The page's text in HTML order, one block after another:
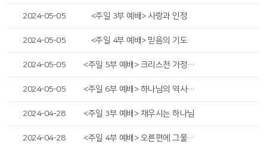
2024-05-05 <주일 3부 예배> 사랑과 인정
2024-05-05 <주일 4부 예배> 믿음의 기도
2024-05-05 <주일 5부 예배> 크리스천 가정 세우기
2024-05-05 <주일 6부 예배> 하나님의 역사하심
2024-04-28 <주일 3부 예배> 채우시는 하나님
2024-04-28 <주일 4부 예배> 오른편에 그물을 던지라